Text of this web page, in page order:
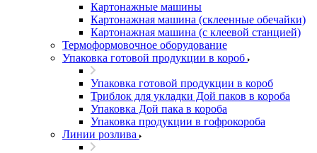
Картонажные машины
Картонажная машина (склеенные обечайки)
Картонажная машина (с клеевой станцией)
Термоформовочное оборудование
Упаковка готовой продукции в короб
Упаковка готовой продукции в короб
Триблок для укладки Дой паков в короба
Упаковка Дой пака в короба
Упаковка продукции в гофрокороба
Линии розлива